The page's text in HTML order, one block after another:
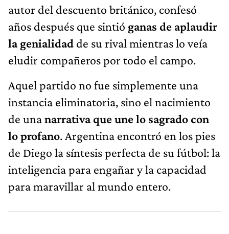
autor del descuento británico, confesó
años después que sintió ganas de aplaudir
la genialidad de su rival mientras lo veía
eludir compañeros por todo el campo.
Aquel partido no fue simplemente una
instancia eliminatoria, sino el nacimiento
de unanarrativa que une lo sagrado con
lo profano. Argentina encontró en los pies
de Diego la síntesis perfecta de su fútbol: la
inteligencia para engañar y la capacidad
para maravillar al mundo entero.